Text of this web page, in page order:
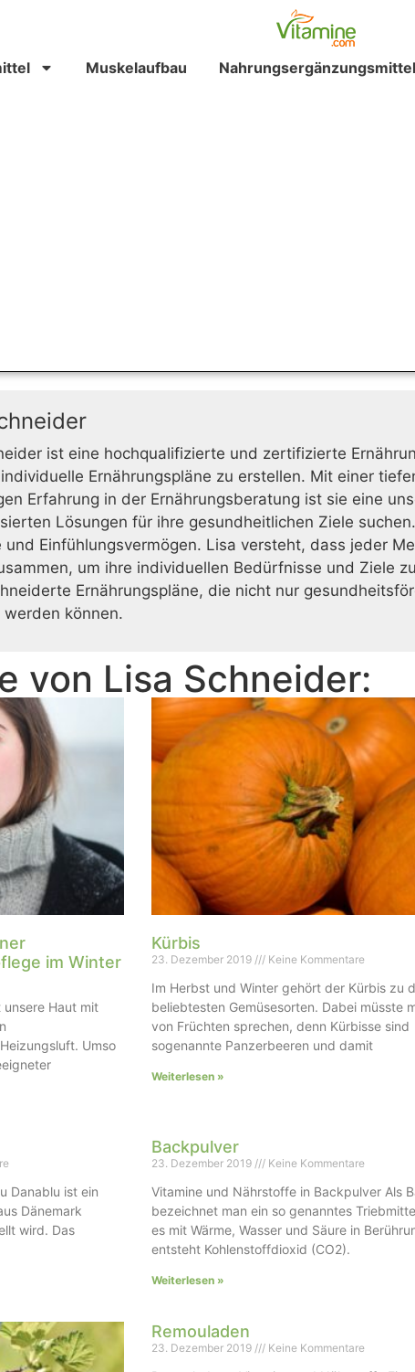
Muskelaufbau Nahrungsergänzungsmittel
ist eine hochqualifizierte und zertifizierte
Ernährungspläne zu erstellen. Mit einer
Erfahrung in der Ernährungsberatung ist sie eine
Lösungen für ihre gesundheitlichen Ziele
und Einfühlungsvermögen. Lisa versteht, dass jeder
um ihre individuellen Bedürfnisse und Ziele
Ernährungspläne, die nicht nur
können.
von Lisa Schneider:
im Winter
Haut mit
Umso
Kürbis
23. Dezember 2019 Keine Kommentare
Im Herbst und Winter gehört der Kürbis zu
beliebtesten Gemüsesorten. Dabei müsste
von Früchten sprechen, denn Kürbisse sind
sogenannte Panzerbeeren und damit
Weiterlesen »
Danablu ist ein
Dänemark
wird. Das
Backpulver
23. Dezember 2019 Keine Kommentare
Vitamine und Nährstoffe in Backpulver Als
bezeichnet man ein so genanntes
es mit Wärme, Wasser und Säure in
entsteht Kohlenstoffdioxid (CO2).
Weiterlesen »
Remouladen
23. Dezember 2019 Keine Kommentare